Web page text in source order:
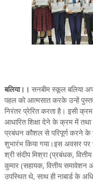
बलिया।। सनबीम स्कूल बलिया
पहल को आत्मसात करके उन्हें
निरंतर प्रेरित करता है। इसी क्रम
आधारित शिक्षा देने के क्रम में तथा
प्रबंधन कौशल से परिपूर्ण करने के
शुभारंभ किया गया।इस अवसर
श्री संदीप मिश्रा (प्रबंधक,
कुमार (सहायक, वित्तीय
उपस्थित थे, साथ ही नाबार्ड के